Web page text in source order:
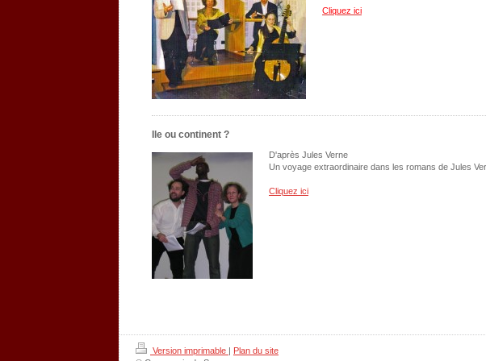
Cliquez ici
Ile ou continent ?
D'après Jules Verne
Un voyage extraordinaire dans les romans de Jules
Cliquez ici
Version imprimable | Plan du site